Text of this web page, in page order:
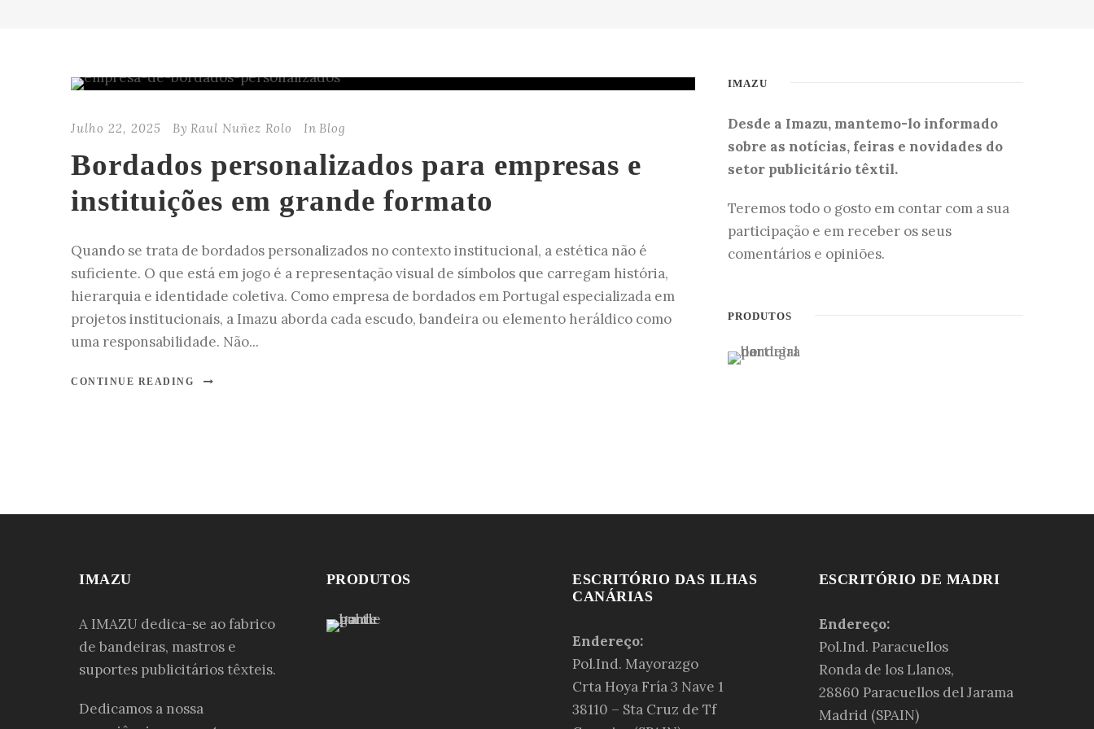
Julho 22, 2025 By Raul Nuñez Rolo In Blog
Bordados personalizados para empresas e
instituições em grande formato
Quando se trata de bordados personalizados no contexto institucional, a estética não é
suficiente. O que está em jogo é a representação visual de símbolos que carregam história,
hierarquia e identidade coletiva. Como empresa de bordados em Portugal especializada em
projetos institucionais, a Imazu aborda cada escudo, bandeira ou elemento heráldico como
uma responsabilidade. Não...
CONTINUE READING
IMAZU
Desde a Imazu, mantemo-lo informado
sobre as notícias, feiras e novidades do
setor publicitário têxtil.
Teremos todo o gosto em contar com a sua
participação e em receber os seus
comentários e opiniões.
PRODUTOS
IMAZU
A IMAZU dedica-se ao fabrico
de bandeiras, mastros e
suportes publicitários têxteis.
Dedicamos a nossa
PRODUTOS
ESCRITÓRIO DAS ILHAS
CANÁRIAS
Endereço:
Pol.Ind. Mayorazgo
Crta Hoya Fría 3 Nave 1
38110 – Sta Cruz de Tf
ESCRITÓRIO DE MADRI
Endereço:
Pol.Ind. Paracuellos
Ronda de los Llanos,
28860 Paracuellos del Jarama
Madrid (SPAIN)